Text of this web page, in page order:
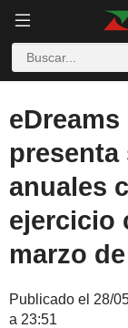
eDreams
anuales
ejercicio
marzo
Publicado el 28/
a 23:51